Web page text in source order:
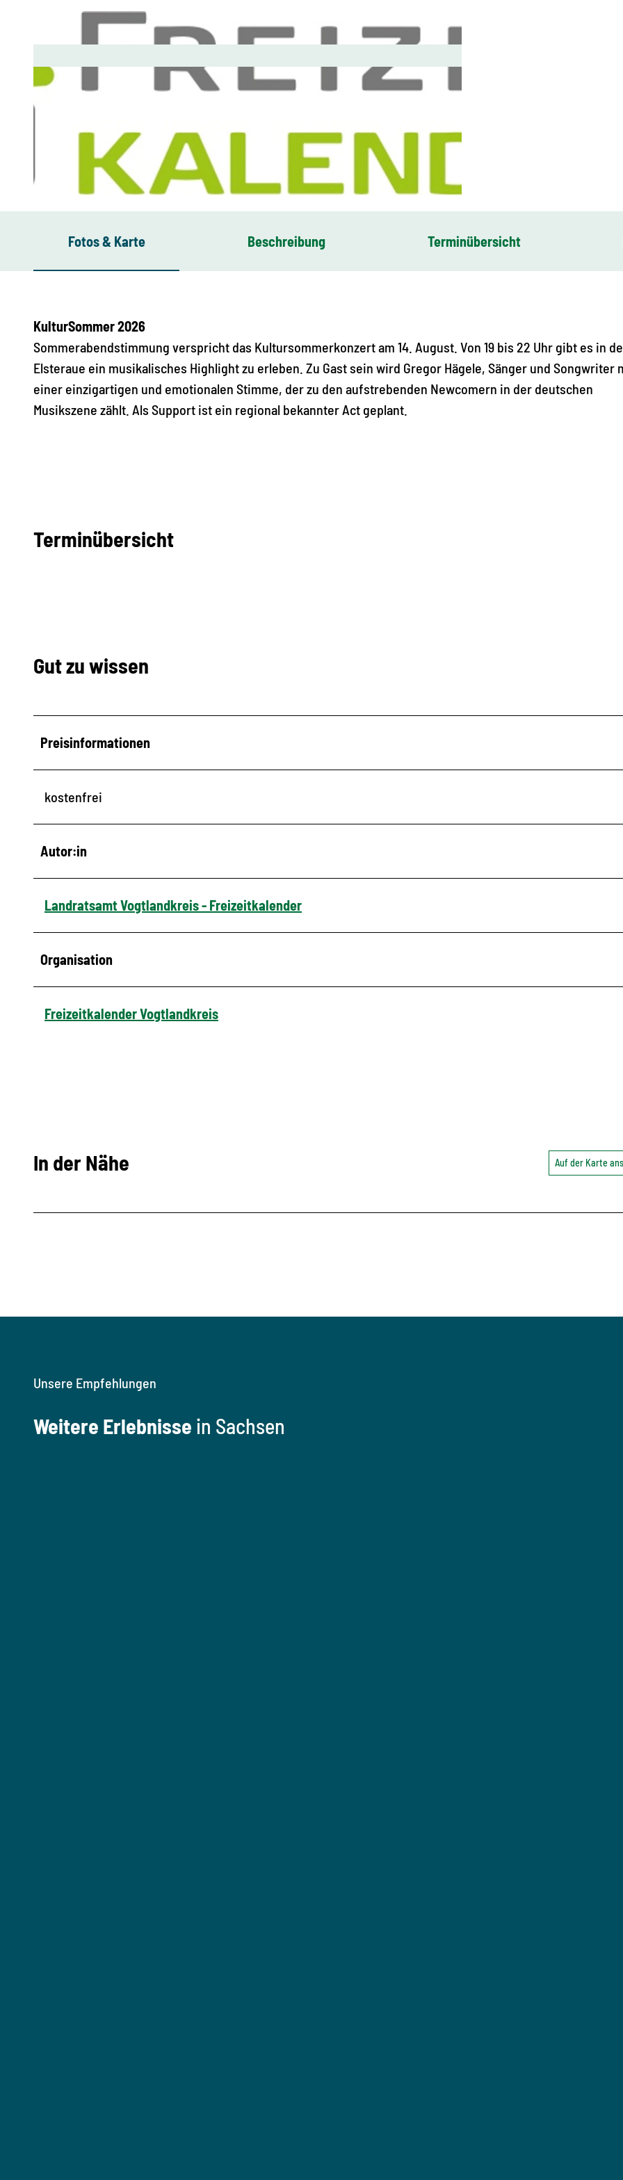
Fotos & Karte Beschreibung Terminübersicht
KulturSommer 2026
Sommerabendstimmung verspricht das Kultursommerkonzert am 14. August. Von 19 bis 22 Uhr gibt es in
Elsteraue ein musikalisches Highlight zu erleben. Zu Gast sein wird Gregor Hägele, Sänger und Songwriter
einer einzigartigen und emotionalen Stimme, der zu den aufstrebenden Newcomern in der deutschen
Musikszene zählt. Als Support ist ein regional bekannter Act geplant.
Terminübersicht
Gut zu wissen
Preisinformationen
kostenfrei
Autor:in
Landratsamt Vogtlandkreis - Freizeitkalender
Organisation
Freizeitkalender Vogtlandkreis
In der Nähe Auf der Karte
Unsere Empfehlungen
Weitere Erlebnisse in Sachsen